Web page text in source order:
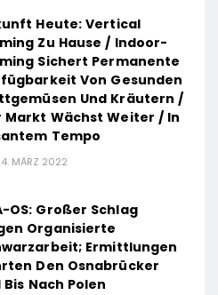
Heute: Vertical
Zu Hause / Indoor-
Sichert Permanente
Von Gesunden
Und Kräutern /
Markt Wächst Weiter / In
Tempo
MÄRZ 2022
OS: Großer Schlag
Organisierte
Ermittlungen
Den Osnabrücker
Bis Nach Polen